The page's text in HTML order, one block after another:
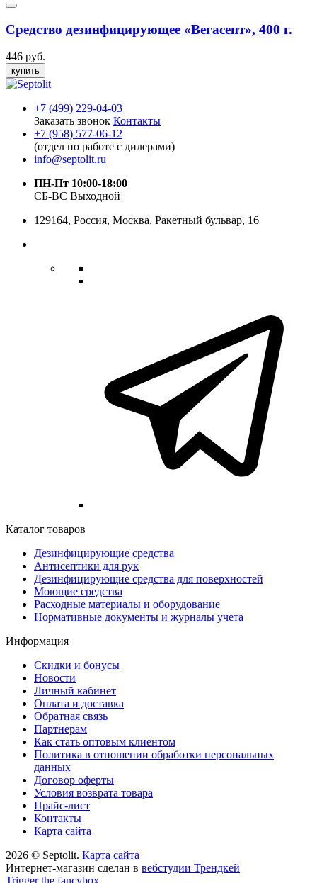
Средство дезинфицирующее «Вегасепт», 400 г.
446 руб.
купить
+7 (499) 229-04-03
Заказать звонок Контакты
+7 (958) 577-06-12
(отдел по работе с дилерами)
info@septolit.ru
ПН-Пт 10:00-18:00
СБ-ВС Выходной
129164, Россия, Москва, Ракетный бульвар, 16
Каталог товаров
Дезинфицирующие средства
Антисептики для рук
Дезинфицирующие средства для поверхностей
Моющие средства
Расходные материалы и оборудование
Нормативные документы и журналы учета
Информация
Скидки и бонусы
Новости
Личный кабинет
Оплата и доставка
Обратная связь
Партнерам
Как стать оптовым клиентом
Политика в отношении обработки персональных
данных
Договор оферты
Условия возврата товара
Прайс-лист
Контакты
Карта сайта
2026 © Septolit. Карта сайта
Интернет-магазин сделан в вебстудии Трендкей